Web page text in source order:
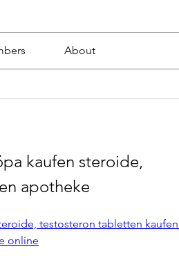
About
kaufen steroide,
apotheke
testosteron tabletten kaufen
online